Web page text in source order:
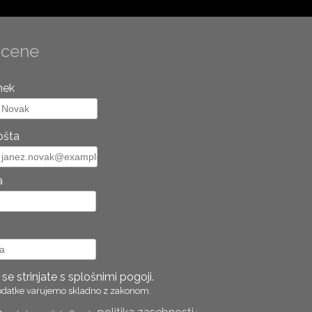
strinjate s splošnimi pogoji.
varujemo skladno z zakonom.